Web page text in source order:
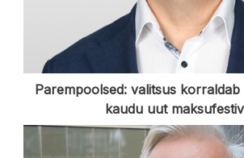
Parempoolsed: valitsus korraldab
kaudu uut